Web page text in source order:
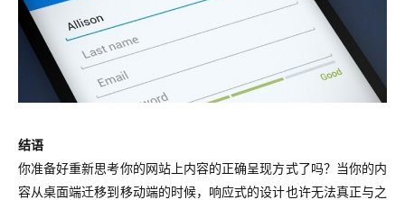
结语
你准备好重新思考你的网站上内容的正确呈现方式了吗？当你的内
容从桌面端迁移到移动端的时候，响应式的设计也许无法真正与之